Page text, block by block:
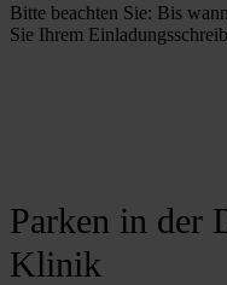
Bitte beachten Sie: Bis
Sie Ihrem
Parken in der
Klinik